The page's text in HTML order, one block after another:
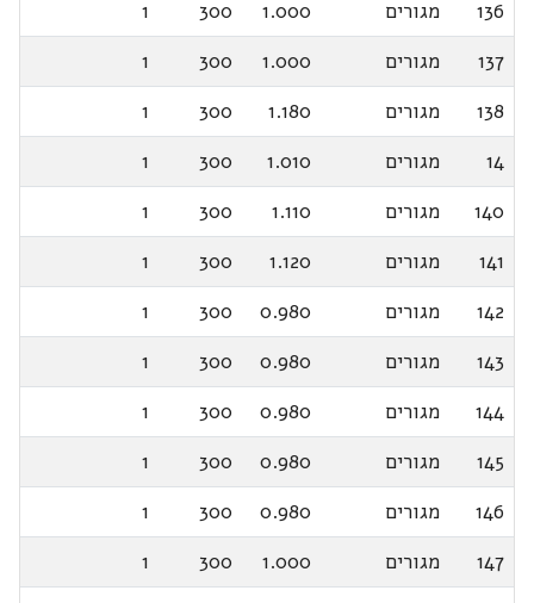
136
מגורים 1.000
300
1
137
מגורים 1.000
300
1
138
מגורים 1.180
300
1
14
מגורים 1.010
300
1
140
מגורים 1.110
300
1
141
מגורים 1.120
300
1
142
מגורים 0.980
300
1
143
מגורים 0.980
300
1
144
מגורים 0.980
300
1
145
מגורים 0.980
300
1
146
מגורים 0.980
300
1
147
מגורים 1.000
300
1